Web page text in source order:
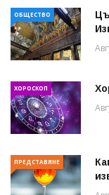
ОБЩЕСТВО
ХОРОСКОП
ПРЕДСТАВЯНЕ